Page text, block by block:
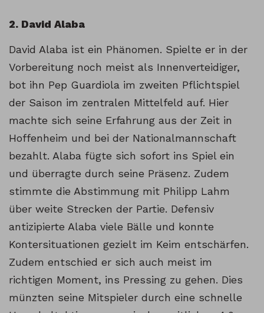
2. David Alaba
David Alaba ist ein Phänomen. Spielte er in der
Vorbereitung noch meist als Innenverteidiger,
bot ihn Pep Guardiola im zweiten Pflichtspiel
der Saison im zentralen Mittelfeld auf. Hier
machte sich seine Erfahrung aus der Zeit in
Hoffenheim und bei der Nationalmannschaft
bezahlt. Alaba fügte sich sofort ins Spiel ein
und überragte durch seine Präsenz. Zudem
stimmte die Abstimmung mit Philipp Lahm
über weite Strecken der Partie. Defensiv
antizipierte Alaba viele Bälle und konnte
Kontersituationen gezielt im Keim entschärfen.
Zudem entschied er sich auch meist im
richtigen Moment, ins Pressing zu gehen. Dies
münzten seine Mitspieler durch eine schnelle